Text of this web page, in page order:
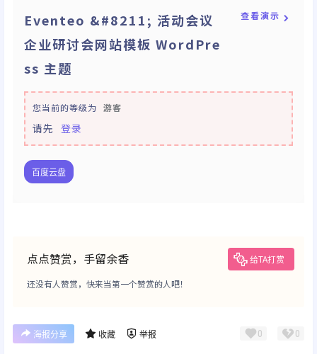
Eventeo &#8211; 活动会议
企业研讨会网站模板 WordPre
ss 主题
查看演示
您当前的等级为 游客
请先 登录
百度云盘
点点赞赏，手留余香 给TA打赏
还没有人赞赏，快来当第一个赞赏的人吧！
海报分享 收藏 举报 0 0